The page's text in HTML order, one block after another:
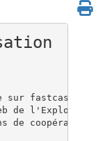
sur
de l'Exploitant et/
de